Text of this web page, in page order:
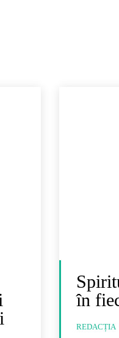
în
REDACȚIA